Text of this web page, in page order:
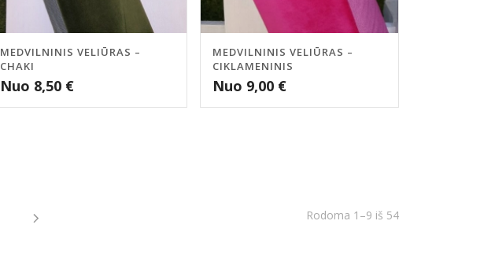
MEDVILNINIS VELIŪRAS –
CHAKI
Nuo 8,50 €
MEDVILNINIS VELIŪRAS –
CIKLAMENINIS
Nuo 9,00 €
Rodoma 1–9 iš 54